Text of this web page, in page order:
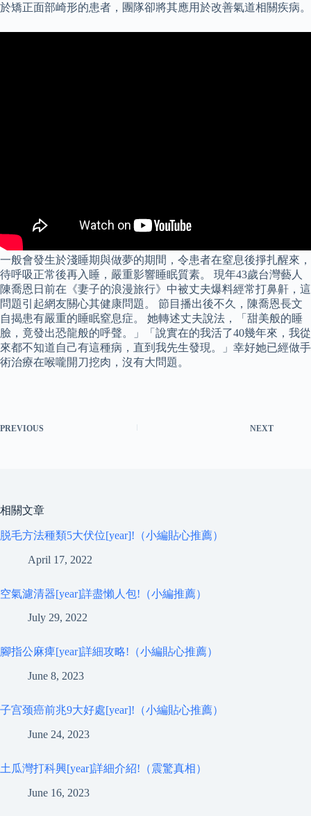
於矯正面部崎形的患者，團隊卻將其應用於改善氣道相關疾病。
一般會發生於淺睡期與做夢的期間，令患者在窒息後掙扎醒來，
待呼吸正常後再入睡，嚴重影響睡眠質素。 現年43歲台灣藝人
陳喬恩日前在《妻子的浪漫旅行》中被丈夫爆料經常打鼻鼾，這
問題引起網友關心其健康問題。 節目播出後不久，陳喬恩長文
自揭患有嚴重的睡眠窒息症。 她轉述丈夫說法，「甜美般的睡
臉，竟發出恐龍般的呼聲。」「說實在的我活了40幾年來，我從
來都不知道自己有這種病，直到我先生發現。」幸好她已經做手
術治療在喉嚨開刀挖肉，沒有大問題。
PREVIOUS NEXT
相關文章
脱毛方法種類5大伏位[year]!（小編貼心推薦）
April 17, 2022
空氣濾清器[year]詳盡懶人包!（小編推薦）
July 29, 2022
腳指公麻痺[year]詳細攻略!（小編貼心推薦）
June 8, 2023
子宫颈癌前兆9大好處[year]!（小編貼心推薦）
June 24, 2023
土瓜灣打科興[year]詳細介紹!（震驚真相）
June 16, 2023